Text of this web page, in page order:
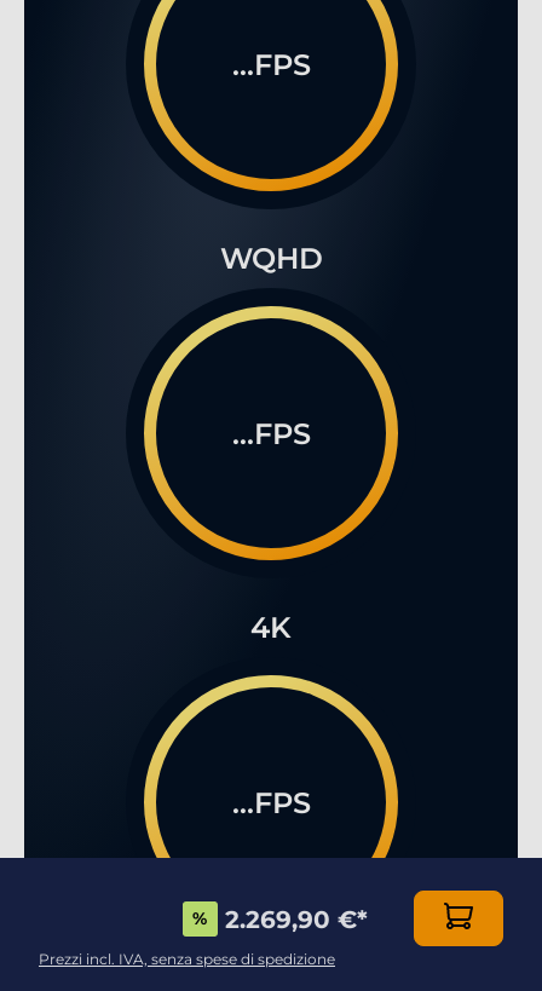
...FPS
WQHD
...FPS
4K
...FPS
% 2.269,90 €*
Prezzi incl. IVA, senza spese di spedizione